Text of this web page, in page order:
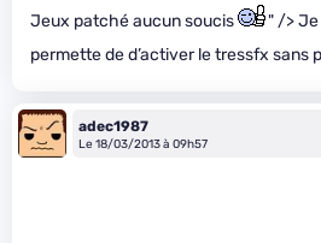
Jeux patché aucun soucis
" /> Je
permette de d’activer le tressfx sans
adec1987
Le 18/03/2013 à 09h57